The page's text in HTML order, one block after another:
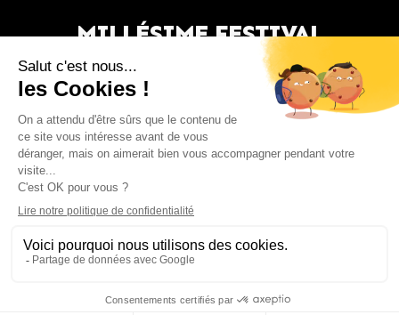
MILLÉSIME FESTIVAL
SUIVEZ-NOUS